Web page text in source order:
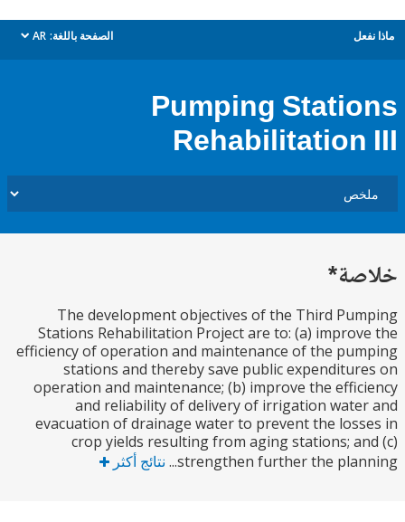
الصفحة باللغة: AR
dropdown
Pumping
The development objectives of the Third
Stations Rehabilitation Project are to: (a)
efficiency of operation and maintenance of the
stations and thereby save public
operation and maintenance; (b) improve the
and reliability of delivery of irrigation
evacuation of drainage water to prevent the
crop yields resulting from aging stations;
strengthen further the نتائج أكثر